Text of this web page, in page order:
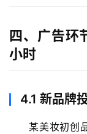
四、广告环
小时
4.1 新品牌
某美妆初创